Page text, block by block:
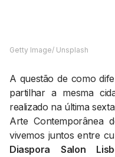
EMAIL
GERAL@BANTUMEN.COM
WHATSAPP
+351 912 127 577
Getty Image/ Unsplash
A questão de como
partilhar a mesma
realizado na última
Arte Contemporânea
vivemos juntos entre
Diaspora Salon